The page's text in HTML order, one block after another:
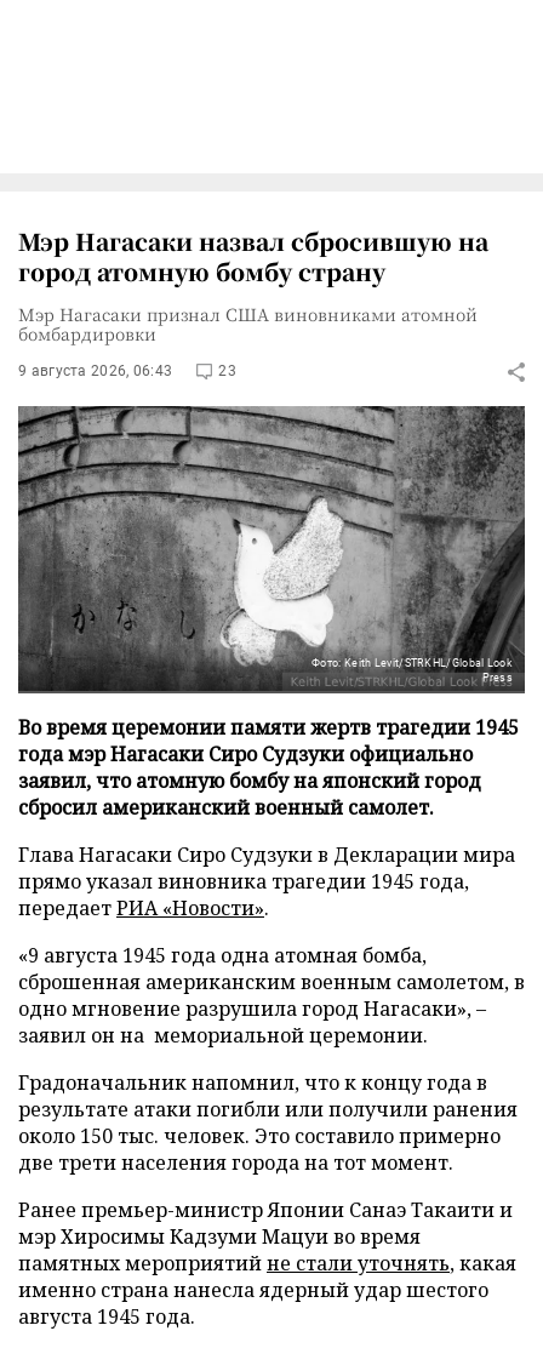
Мэр Нагасаки назвал сбросившую на
город атомную бомбу страну
Мэр Нагасаки признал США виновниками атомной
бомбардировки
9 августа 2026, 06:43 23
Фото: Keith Levit/STRKHL/Global Look
Press
Во время церемонии памяти жертв трагедии 1945
года мэр Нагасаки Сиро Судзуки официально
заявил, что атомную бомбу на японский город
сбросил американский военный самолет.
Глава Нагасаки Сиро Судзуки в Декларации мира
прямо указал виновника трагедии 1945 года,
передаетРИА «Новости».
«9 августа 1945 года одна атомная бомба,
сброшенная американским военным самолетом, в
одно мгновение разрушила город Нагасаки», –
заявил он на мемориальной церемонии.
Градоначальник напомнил, что к концу года в
результате атаки погибли или получили ранения
около 150 тыс. человек. Это составило примерно
две трети населения города на тот момент.
Ранее премьер-министр Японии Санаэ Такаити и
мэр Хиросимы Кадзуми Мацуи во время
памятных мероприятийне стали уточнять, какая
именно страна нанесла ядерный удар шестого
августа 1945 года.